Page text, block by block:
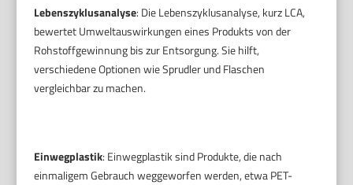
Lebenszyklusanalyse: Die Lebenszyklusanalyse, kurz LCA,
bewertet Umweltauswirkungen eines Produkts von der
Rohstoffgewinnung bis zur Entsorgung. Sie hilft,
verschiedene Optionen wie Sprudler und Flaschen
vergleichbar zu machen.
Einwegplastik: Einwegplastik sind Produkte, die nach
einmaligem Gebrauch weggeworfen werden, etwa PET-